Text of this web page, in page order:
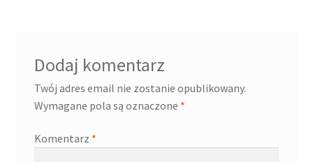
Dodaj komentarz
Twój adres email nie zostanie opublikowany.
Wymagane pola są oznaczone *
Komentarz *